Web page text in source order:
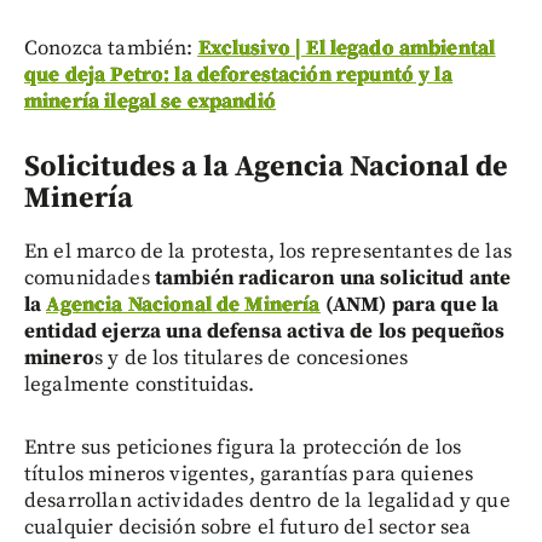
Conozca también: Exclusivo | El legado ambiental
que deja Petro: la deforestación repuntó y la
minería ilegal se expandió
Solicitudes a la Agencia Nacional de
Minería
En el marco de la protesta, los representantes de las
comunidadestambién radicaron una solicitud ante
laAgencia Nacional de Minería (ANM) para que la
entidad ejerza una defensa activa de los pequeños
mineros y de los titulares de concesiones
legalmente constituidas.
Entre sus peticiones figura la protección de los
títulos mineros vigentes, garantías para quienes
desarrollan actividades dentro de la legalidad y que
cualquier decisión sobre el futuro del sector sea